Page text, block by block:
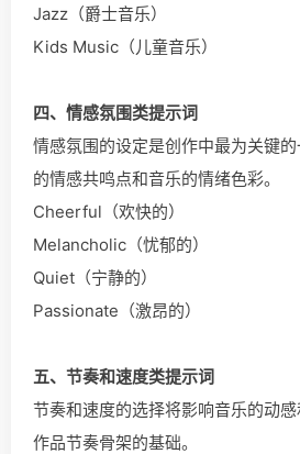
Jazz（爵士音乐）
Kids Music（儿童音乐）
四、情感氛围类提示词
情感氛围的设定是创作中最为关键
的情感共鸣点和音乐的情绪色彩。
Cheerful（欢快的）
Melancholic（忧郁的）
Quiet（宁静的）
Passionate（激昂的）
五、节奏和速度类提示词
节奏和速度的选择将影响音乐的动
作品节奏骨架的基础。